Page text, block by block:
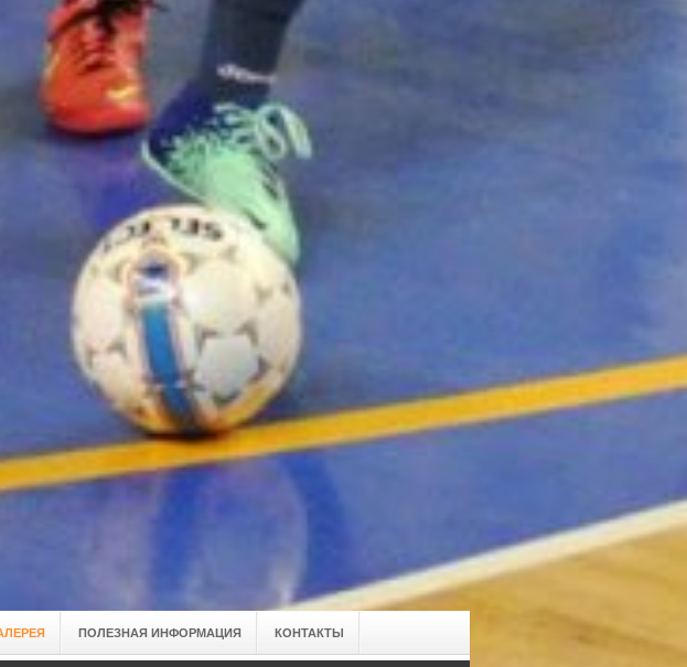
ПОЛЕЗНАЯ ИНФОРМАЦИЯ КОНТАКТЫ